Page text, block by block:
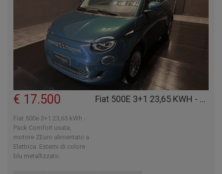
Fiat 500E 3+1 23,65 KWH - PACK COMFORT
€ 17.500
Fiat 500e 3+1 23,65 kWh -
Pack Comfort usata,
motore ZEuro alimentato a
Elettrica. Esterni di colore
blu metallizzato.